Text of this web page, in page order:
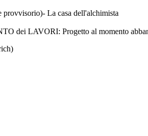
La casa dell'alchimista
dei LAVORI: Progetto al momento